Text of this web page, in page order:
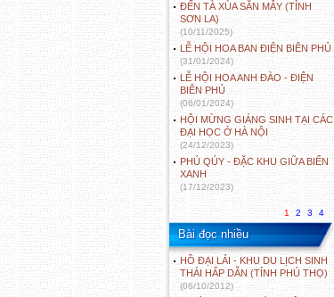
ĐẾN TÀ XÙA SĂN MÂY (TỈNH
SƠN LA)
(10/11/2025)
LỄ HỘI HOA BAN ĐIỆN BIÊN PHỦ
(31/01/2024)
LỄ HỘI HOA ANH ĐÀO - ĐIỆN
BIÊN PHỦ
(06/01/2024)
HỘI MỪNG GIÁNG SINH TẠI CÁC
ĐẠI HỌC Ở HÀ NỘI
(24/12/2023)
PHÚ QÚY - ĐẶC KHU GIỮA BIỂN
XANH
(17/12/2023)
1 2 3 4
Bài đọc nhiều
HỒ ĐẠI LẢI - KHU DU LỊCH SINH
THÁI HẤP DẪN (TỈNH PHÚ THỌ)
(06/10/2012)